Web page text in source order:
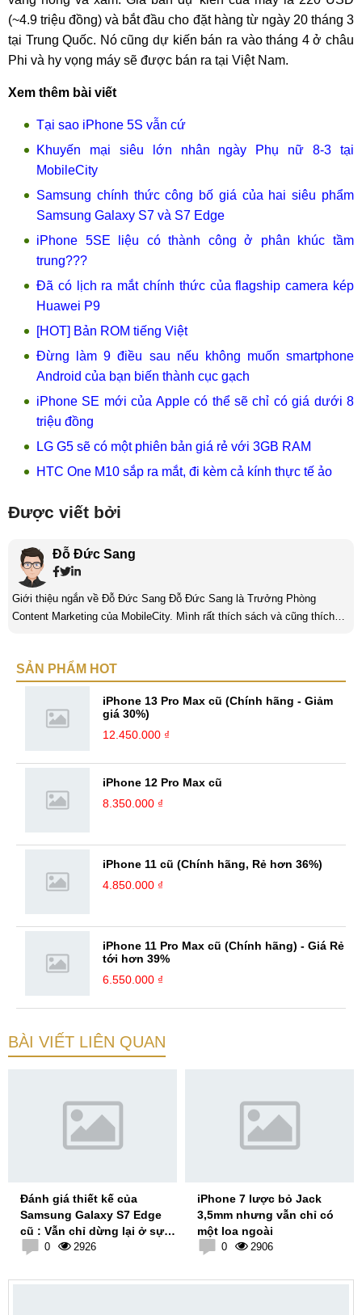
(~4.9 triệu đồng) và bắt đầu cho đặt hàng từ ngày 20 tháng 3
tại Trung Quốc. Nó cũng dự kiến bán ra vào tháng 4 ở châu
Phi và hy vọng máy sẽ được bán ra tại Việt Nam.
Xem thêm bài viết
Tại sao iPhone 5S vẫn cứ
Khuyến mại siêu lớn nhân ngày Phụ nữ 8-3 tại
MobileCity
Samsung chính thức công bố giá của hai siêu phẩm
Samsung Galaxy S7 và S7 Edge
iPhone 5SE liệu có thành công ở phân khúc tầm
trung???
Đã có lịch ra mắt chính thức của flagship camera kép
Huawei P9
[HOT] Bản ROM tiếng Việt
Đừng làm 9 điều sau nếu không muốn smartphone
Android của bạn biến thành cục gạch
iPhone SE mới của Apple có thể sẽ chỉ có giá dưới 8
triệu đồng
LG G5 sẽ có một phiên bản giá rẻ với 3GB RAM
HTC One M10 sắp ra mắt, đi kèm cả kính thực tế ảo
Được viết bởi
Đỗ Đức Sang
Giới thiệu ngắn về Đỗ Đức Sang Đỗ Đức Sang là Trưởng Phòng
Content Marketing của MobileCity. Mình rất thích sách và cũng thích
bản thân Đỗ Đức Sang, viết chính là gửi gắm lại những cảm xúc, cảm
SẢN PHẨM HOT
iPhone 13 Pro Max cũ (Chính hãng - Giảm
giá 30%)
12.450.000 ₫
iPhone 12 Pro Max cũ
8.350.000 ₫
iPhone 11 cũ (Chính hãng, Rẻ hơn 36%)
4.850.000 ₫
iPhone 11 Pro Max cũ (Chính hãng) - Giá Rẻ
tới hơn 39%
6.550.000 ₫
BÀI VIẾT LIÊN QUAN
Đánh giá thiết kế của
Samsung Galaxy S7 Edge
cũ : Vẫn chỉ dừng lại ở sự
an toàn
0 2926
iPhone 7 lược bỏ Jack
3,5mm nhưng vẫn chỉ có
một loa ngoài
0 2906